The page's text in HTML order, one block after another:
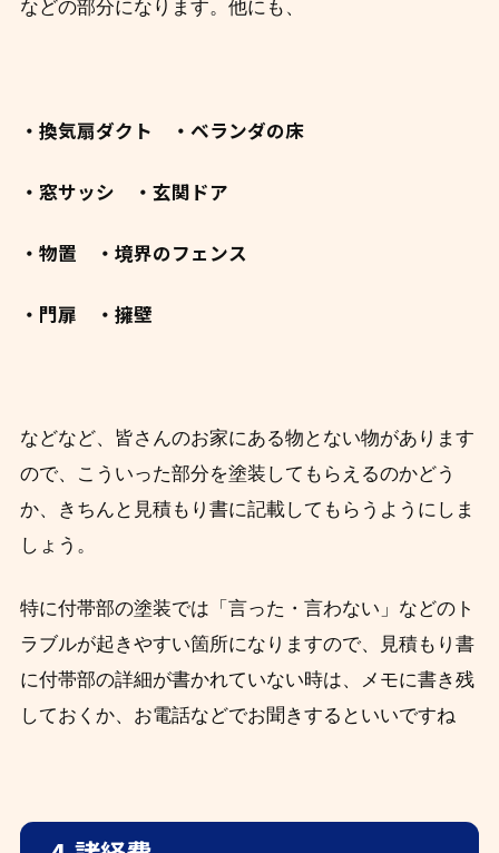
などの部分になります。他にも、
・換気扇ダクト ・ベランダの床
・窓サッシ ・玄関ドア
・物置 ・境界のフェンス
・門扉 ・擁壁
などなど、皆さんのお家にある物とない物があります
ので、こういった部分を塗装してもらえるのかどう
か、きちんと見積もり書に記載してもらうようにしま
しょう。
特に付帯部の塗装では「 言った・言わない」などのト
ラブルが起きやすい箇所になりますので、見積もり書
に付帯部の詳細が書かれていない時は、メモに書き残
しておくか、お電話などでお聞きするといいですね